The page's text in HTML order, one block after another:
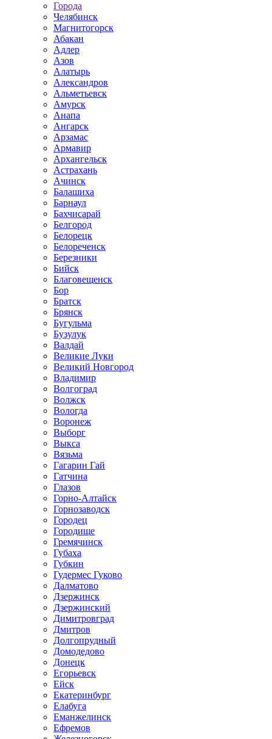
Города
Челябинск
Магнитогорск
Абакан
Адлер
Азов
Алатырь
Александров
Альметьевск
Амурск
Анапа
Ангарск
Арзамас
Армавир
Архангельск
Астрахань
Ачинск
Балашиха
Барнаул
Бахчисарай
Белгород
Белорецк
Белореченск
Березники
Бийск
Благовещенск
Бор
Братск
Брянск
Бугульма
Бузулук
Валдай
Великие Луки
Великий Новгород
Владимир
Волгоград
Волжск
Вологда
Воронеж
Выборг
Выкса
Вязьма
Гагарин Гай
Гатчина
Глазов
Горно-Алтайск
Горнозаводск
Городец
Городище
Гремячинск
Губаха
Губкин
Гудермес Гуково
Далматово
Дзержинск
Дзержинский
Димитровград
Дмитров
Долгопрудный
Домодедово
Донецк
Егорьевск
Ейск
Екатеринбург
Елабуга
Еманжелинск
Ефремов